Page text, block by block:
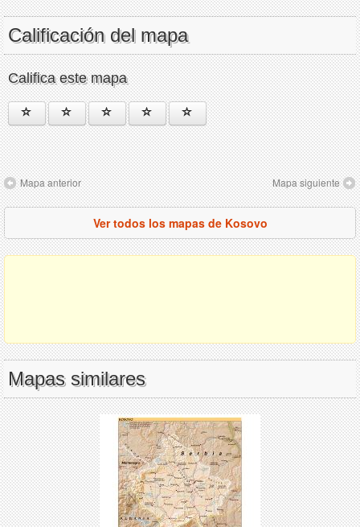
Calificación del mapa
Califica este mapa
Mapa anterior Mapa siguiente
Ver todos los mapas de Kosovo
Mapas similares